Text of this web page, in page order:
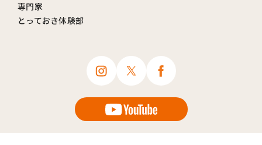
専門家
とっておき体験部